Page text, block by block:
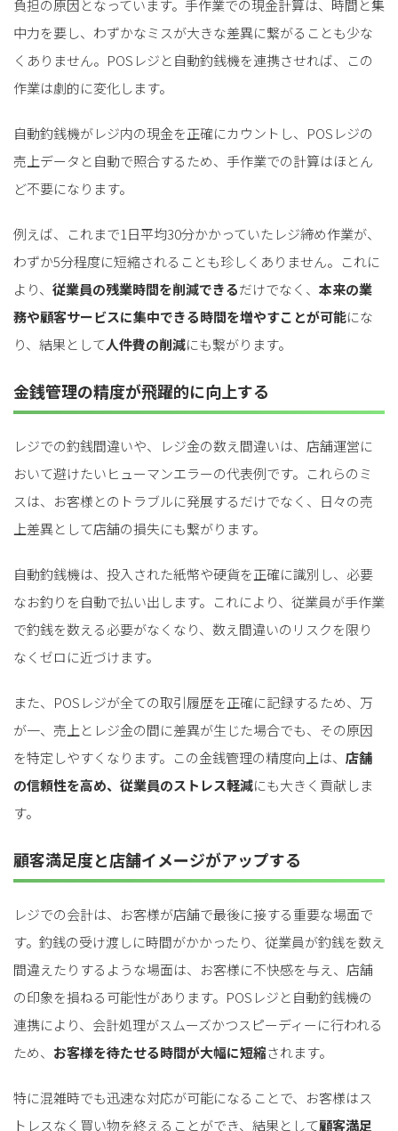
負担の原因となっています。手作業での現金計算は、時間と集
中力を要し、わずかなミスが大きな差異に繋がることも少な
くありません。POSレジと自動釣銭機を連携させれば、この
作業は劇的に変化します。
自動釣銭機がレジ内の現金を正確にカウントし、POSレジの
売上データと自動で照合するため、手作業での計算はほとん
ど不要になります。
例えば、これまで1日平均30分かかっていたレジ締め作業が、
わずか5分程度に短縮されることも珍しくありません。これに
より、 従業員の残業時間を削減できるだけでなく、 本来の業
務や顧客サービスに集中できる時間を増やすことが可能にな
り、結果として人件費の削減にも繋がります。
金銭管理の精度が飛躍的に向上する
レジでの釣銭間違いや、レジ金の数え間違いは、店舗運営に
おいて避けたいヒューマンエラーの代表例です。これらのミ
スは、お客様とのトラブルに発展するだけでなく、日々の売
上差異として店舗の損失にも繋がります。
自動釣銭機は、投入された紙幣や硬貨を正確に識別し、必要
なお釣りを自動で払い出します。これにより、従業員が手作業
で釣銭を数える必要がなくなり、数え間違いのリスクを限り
なくゼロに近づけます。
また、POSレジが全ての取引履歴を正確に記録するため、万
が一、売上とレジ金の間に差異が生じた場合でも、その原因
を特定しやすくなります。この金銭管理の精度向上は、 店舗
の信頼性を高め、従業員のストレス軽減にも大きく貢献しま
す。
顧客満足度と店舗イメージがアップする
レジでの会計は、お客様が店舗で最後に接する重要な場面で
す。釣銭の受け渡しに時間がかかったり、従業員が釣銭を数え
間違えたりするような場面は、お客様に不快感を与え、店舗
の印象を損ねる可能性があります。POSレジと自動釣銭機の
連携により、会計処理がスムーズかつスピーディーに行われる
ため、 お客様を待たせる時間が大幅に短縮されます。
特に混雑時でも迅速な対応が可能になることで、お客様はス
トレスなく買い物を終えることができ、結果として顧客満足